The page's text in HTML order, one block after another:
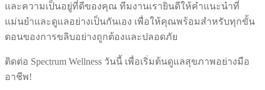
และความเป็นอยู่ที่ดีของคุณ ทีมงานเรายินดีให้คำแนะนำที่
แม่นยำและดูแลอย่างเป็นกันเอง เพื่อให้คุณพร้อมสำหรับทุกขั้น
ตอนของการขลิบอย่างถูกต้องและปลอดภัย
ติดต่อ Spectrum Wellness วันนี้ เพื่อเริ่มต้นดูแลสุขภาพอย่างมือ
อาชีพ!